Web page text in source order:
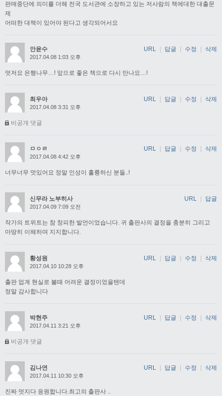
판매중단에 의미를 더해 전국 도서관에 소장하고 있는 저사람의 책에대한 대출문
제
어떠한 대책이 있어야 된다고 생각되어서요
안윤수
2017.04.08 1:03 오후
멋저요 은행나무…! 앞으로 좋은 책으로 다시 만나요…!
URL | 답글 | 수정 | 삭제
최우아
2017.04.08 3:31 오후
비공개 댓글
URL | 답글 | 수정 | 삭제
ㅁㅇㄹ
2017.04.08 4:42 오후
너무너무 멋있어요 정말 인성이 훌륭하신 분들..!
URL 답글 수정 삭제
신무라 노부히사
2017.04.09 7:09 오전
작가의 트위트는 참 창피한 발언이었습니다. 귀 출판사의 결정을 충분히 그리고
마땅히 이해하며 지지합니다.
URL 답글
황성원
2017.04.10 10:28 오후
출판 업계 현실로 볼때 어려운 결정이었을텐데
정말 감사합니다
URL 답글 수정 삭제
박현주
2017.04.11 3:21 오후
비공개 댓글
URL | 답글 | 수정 | 삭제
김나연
2017.04.11 10:30 오후
진짜 멋지다 응원합니다.최고의 출판사 ..
URL | 답글 | 수정 | 삭제